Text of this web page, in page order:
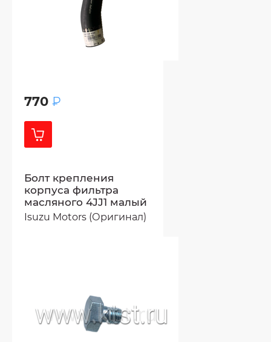
770 ₽
Болт крепления
корпуса фильтра
масляного 4JJ1 малый
Isuzu Motors (Оригинал)